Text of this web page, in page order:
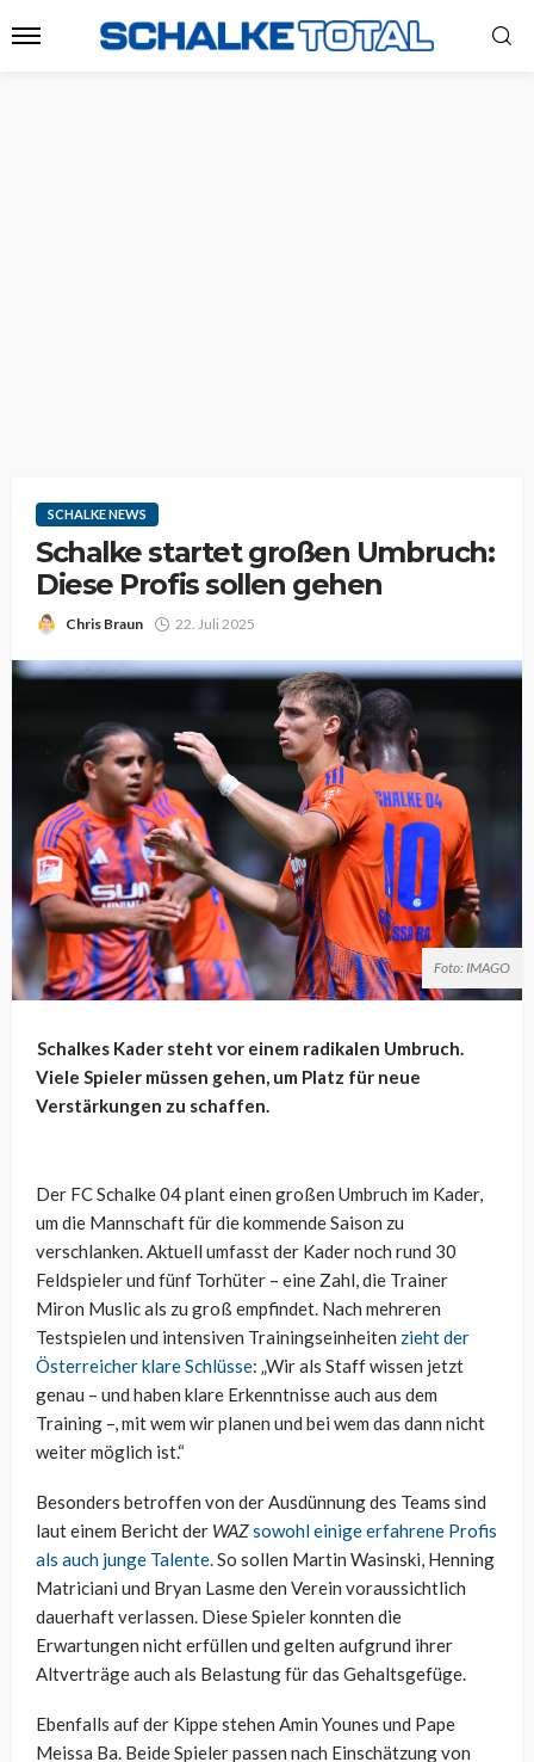
SCHALKE NEWS
Schalke startet großen Umbruch:
Diese Profis sollen gehen
Chris Braun 22. Juli 2025
Foto: IMAGO
Schalkes Kader steht vor einem radikalen Umbruch.
Viele Spieler müssen gehen, um Platz für neue
Verstärkungen zu schaffen.
Der FC Schalke 04 plant einen großen Umbruch im Kader,
um die Mannschaft für die kommende Saison zu
verschlanken. Aktuell umfasst der Kader noch rund 30
Feldspieler und fünf Torhüter – eine Zahl, die Trainer
Miron Muslic als zu groß empfindet. Nach mehreren
Testspielen und intensiven Trainingseinheiten zieht der
Österreicher klare Schlüsse: „Wir als Staff wissen jetzt
genau – und haben klare Erkenntnisse auch aus dem
Training –, mit wem wir planen und bei wem das dann nicht
weiter möglich ist.“
Besonders betroffen von der Ausdünnung des Teams sind
laut einem Bericht der WAZsowohl einige erfahrene Profis
als auch junge Talente.So sollen Martin Wasinski, Henning
Matriciani und Bryan Lasme den Verein voraussichtlich
dauerhaft verlassen. Diese Spieler konnten die
Erwartungen nicht erfüllen und gelten aufgrund ihrer
Altverträge auch als Belastung für das Gehaltsgefüge.
Ebenfalls auf der Kippe stehen Amin Younes und Pape
Meissa Ba. Beide Spieler passen nach Einschätzung von